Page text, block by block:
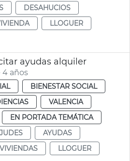
DESAHUCIOS
LLOGUER
ayudas alquiler
años
BIENESTAR SOCIAL
VALENCIA
EN PORTADA TEMÁTICA
AYUDAS
VIVIENDAS
LLOGUER